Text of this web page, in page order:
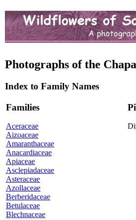
Photographs of the
Index to Family Names
Families
Aceraceae
Aizoaceae
Amaranthaceae
Anacardiaceae
Apiaceae
Asclepiadaceae
Asteraceae
Azollaceae
Berberidaceae
Betulaceae
Blechnaceae